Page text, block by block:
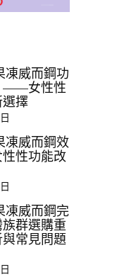
凍威而鋼功
——女性性
擇
凍威而鋼效
性功能改
凍威而鋼完
群選購重
常見問題